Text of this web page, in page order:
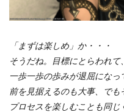
「まずは楽しめ」か・・・
そうだね。目標にとらわれて、
一歩一歩の歩みが退屈になっ
前を見据えるのも大事、でも
プロセスを楽しむことも同じ